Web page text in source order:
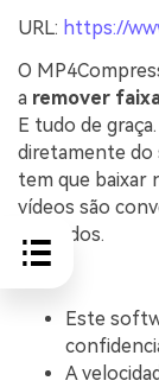
URL: https://
O
a remover
E tudo de
diretamente do
tem que baixar
vídeos são
apagados.
Este
A